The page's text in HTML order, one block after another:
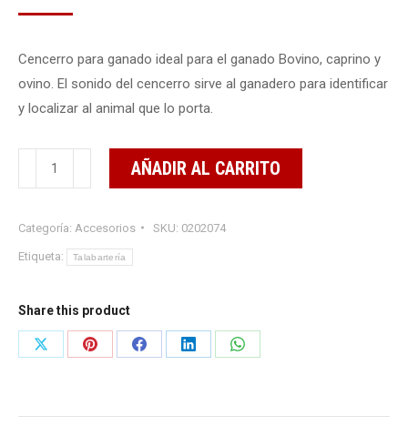
Cencerro para ganado ideal para el ganado Bovino, caprino y
ovino. El sonido del cencerro sirve al ganadero para identificar
y localizar al animal que lo porta.
#2
(mediano)
AÑADIR AL CARRITO
Categoría: Accesorios SKU: 0202074
Etiqueta: Talabartería
Share this product
Share
Share
Share
Share
Share